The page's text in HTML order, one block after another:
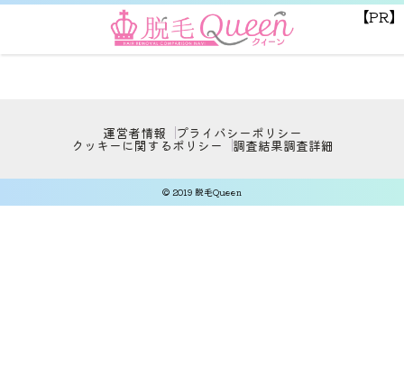
【PR】
運営者情報 プライバシーポリシー
クッキーに関するポリシー 調査結果調査詳細
© 2019 脱毛Queen